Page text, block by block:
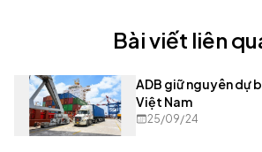
Bài viết liên
ADB giữ nguyên dự
Việt Nam
25/09/24